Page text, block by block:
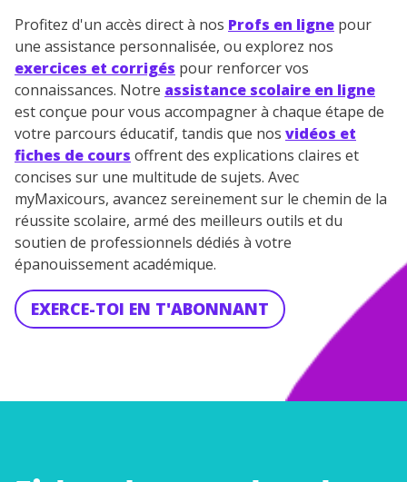
Profitez d'un accès direct à nos Profs en ligne pour
une assistance personnalisée, ou explorez nos
exercices et corrigés pour renforcer vos
connaissances. Notre assistance scolaire en ligne
est conçue pour vous accompagner à chaque étape de
votre parcours éducatif, tandis que nos vidéos et
fiches de cours offrent des explications claires et
concises sur une multitude de sujets. Avec
myMaxicours, avancez sereinement sur le chemin de la
réussite scolaire, armé des meilleurs outils et du
soutien de professionnels dédiés à votre
épanouissement académique.
EXERCE-TOI EN T'ABONNANT